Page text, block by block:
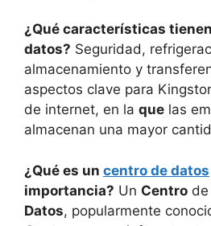
¿Qué características
datos? Seguridad,
almacenamiento y
aspectos clave para
de internet, en la que las
almacenan una mayor
¿Qué es un centro de datos
importancia? Un Centro
Datos, popularmente